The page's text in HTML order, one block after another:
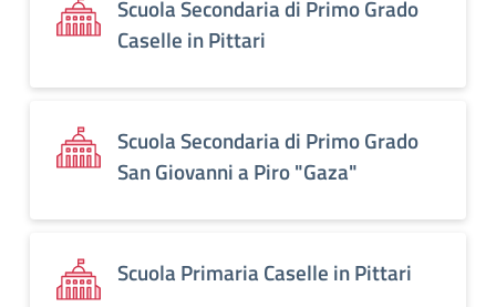
Scuola Secondaria di Primo Grado
Caselle in Pittari
Scuola Secondaria di Primo Grado
San Giovanni a Piro "Gaza"
Scuola Primaria Caselle in Pittari